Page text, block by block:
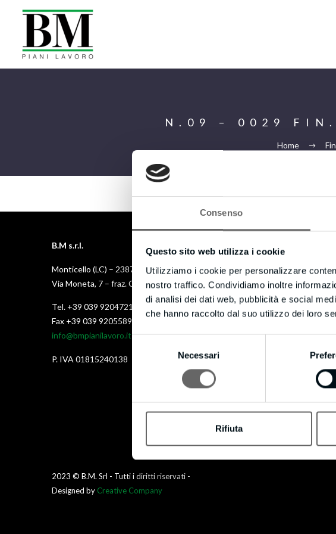
Consenso
Questo sito web utilizza i cookie
Utilizziamo i cookie per personalizzare
nostro traffico. Condividiamo inoltre
di analisi dei dati web, pubblicità e social
che hanno raccolto dal suo utilizzo dei loro
Necessari
Rifiuta
N.09 – 0029 FIN.
Home
B.M s.r.l.
Monticello (LC) – 23876
Via Moneta, 7 – fraz. Cortenuova
Tel. +39 039 9204721
Fax +39 039 9205589
info@bmpianilavoro.it
P. IVA 01815240138
Cookie
Privacy
2023 © B.M. Srl - Tutti i diritti riservati -
Designed by Creative Company